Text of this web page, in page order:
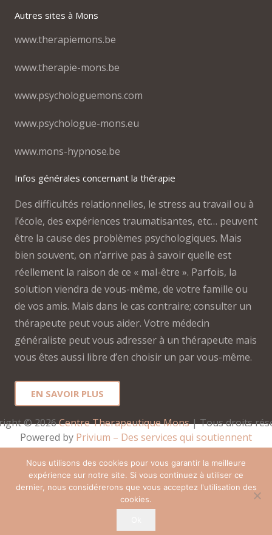
Autres sites à Mons
www.therapiemons.be
www.therapie-mons.be
www.psychologuemons.com
www.psychologue-mons.eu
www.mons-hypnose.be
Infos générales concernant la thérapie
Des difficultés relationnelles, le stress au travail ou à
l’école, des expériences traumatisantes, etc… peuvent
être la cause des problèmes psychologiques. Mais
bien souvent, on n’arrive pas à savoir quelle est
réellement la raison de ce « mal-être ». Parfois, la
solution viendra de vous-même, de votre famille ou
de vos amis. Mais dans le cas contraire; consulter un
thérapeute peut vous aider. Votre médecin
généraliste peut vous adresser à un thérapeute mais
vous êtes aussi libre d’en choisir un par vous-même.
EN SAVOIR PLUS
© 2026 Centre Therapeutique Mons | Tous droits
Powered by Privium – Des services qui soutiennent
hypnotherapeutes.
RGPD – Politique de Protection de la Vie Privée
Nous utilisons des cookies pour vous garantir la meilleure
expérience sur notre site. Si vous continuez à utiliser ce
dernier, nous considérerons que vous acceptez l'utilisation des
cookies.